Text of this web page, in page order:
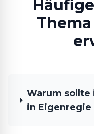
Warum sollte
in Eigenregie